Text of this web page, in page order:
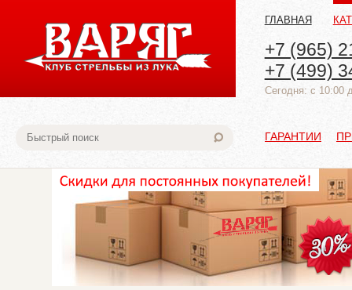
ГЛАВНАЯ
+7 (965)
+7 (499)
Cегодня: с 10:00
ГАРАНТИИ